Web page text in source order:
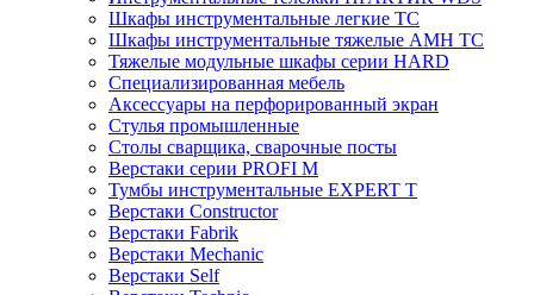
Шкафы инструментальные легкие ТС
Шкафы инструментальные тяжелые AMH TC
Тяжелые модульные шкафы серии HARD
Cпециализированная мебель
Аксессуары на перфорированный экран
Стулья промышленные
Столы сварщика, сварочные посты
Верстаки серии PROFI M
Тумбы инструментальные EXPERT T
Верстаки Constructor
Верстаки Fabrik
Верстаки Mechanic
Верстаки Self